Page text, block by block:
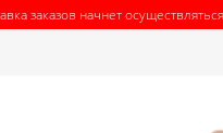
заказов начнет